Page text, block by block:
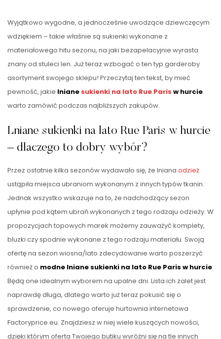
Wyjątkowo wygodne, a jednocześnie uwodzące dziewczęcym
wdziękiem – takie właśnie są sukienki wykonane z
materiałowego hitu sezonu, na jaki bezapelacyjnie wyrasta
znany od stuleci len. Już teraz wzbogać o ten typ garderoby
asortyment swojego sklepu! Przeczytaj ten tekst, by mieć
pewność, jakie lniane sukienki na lato Rue Paris w hurcie
warto zamówić podczas najbliższych zakupów.
Lniane sukienki na lato Rue Paris w hurcie
– dlaczego to dobry wybór?
Przez ostatnie kilka sezonów wydawało się, że lniana odzież
ustąpiła miejsca ubraniom wykonanym z innych typów tkanin.
Jednak wszystko wskazuje na to, że nadchodzący sezon
upłynie pod kątem ubrań wykonanych z tego rodzaju odzieży. W
propozycjach topowych marek możemy zauważyć komplety,
bluzki czy spodnie wykonane z tego rodzaju materiału. Swoją
ofertę na sezon wiosna/lato zdecydowanie warto poszerzyć
również o modne lniane sukienki na lato Rue Paris w hurcie.
Będą one idealnym wyborem na upalne dni. Lista ich zalet jest
naprawdę długa, dlatego warto już teraz pokusić się o
sprawdzenie, co nowego oferuje hurtownia internetowa
Factoryprice.eu. Znajdziesz w niej wiele kuszących nowości,
dzięki którym oferta Twojego butiku wyróżni się na tle innych